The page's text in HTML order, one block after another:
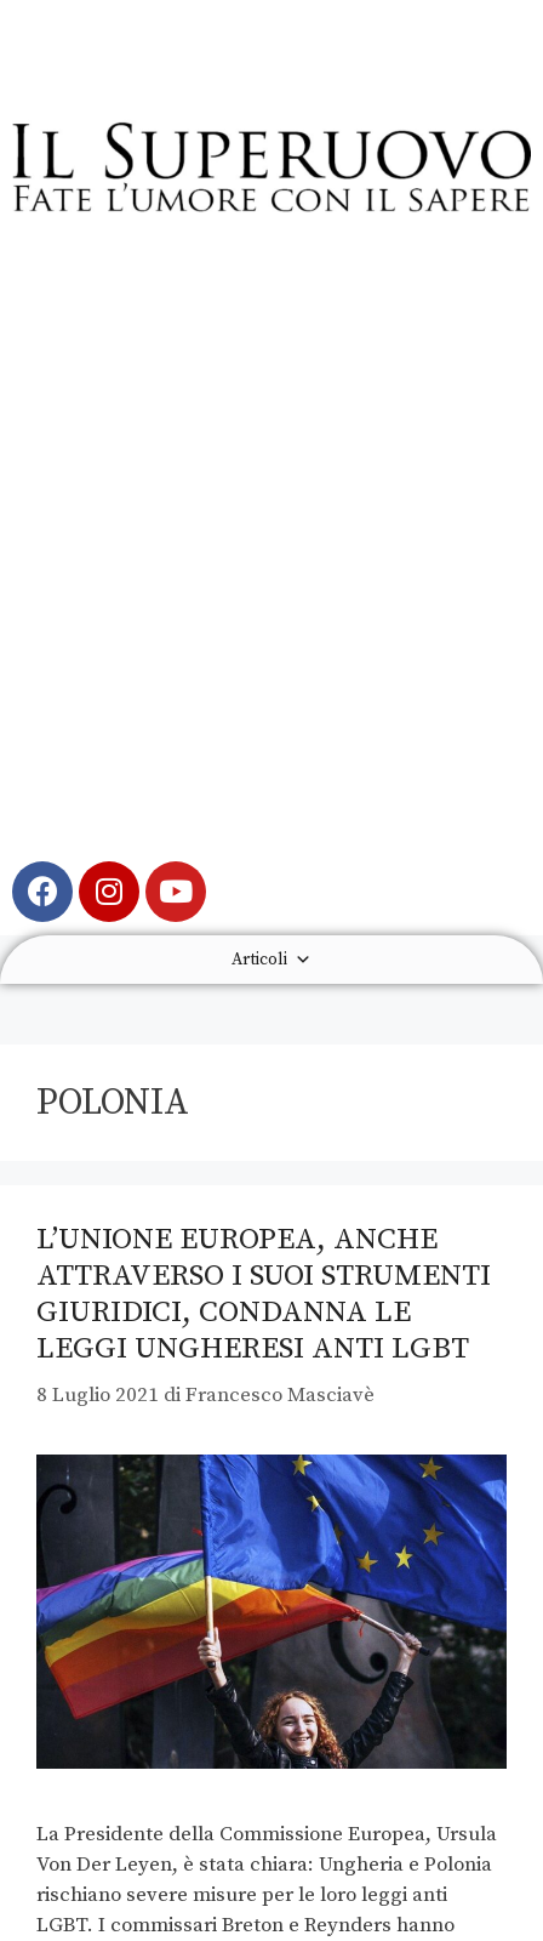
Articoli
POLONIA
L’UNIONE EUROPEA, ANCHE
ATTRAVERSO I SUOI STRUMENTI
GIURIDICI, CONDANNA LE
LEGGI UNGHERESI ANTI LGBT
8 Luglio 2021 diFrancesco Masciavè
La Presidente della Commissione Europea, Ursula
Von Der Leyen, è stata chiara: Ungheria e Polonia
rischiano severe misure per le loro leggi anti
LGBT. I commissari Breton e Reynders hanno